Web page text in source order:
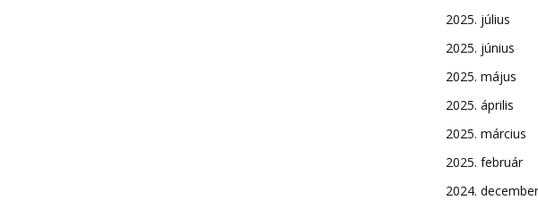
2025. július
2025. június
2025. május
2025. április
2025. március
2025. február
2024. december